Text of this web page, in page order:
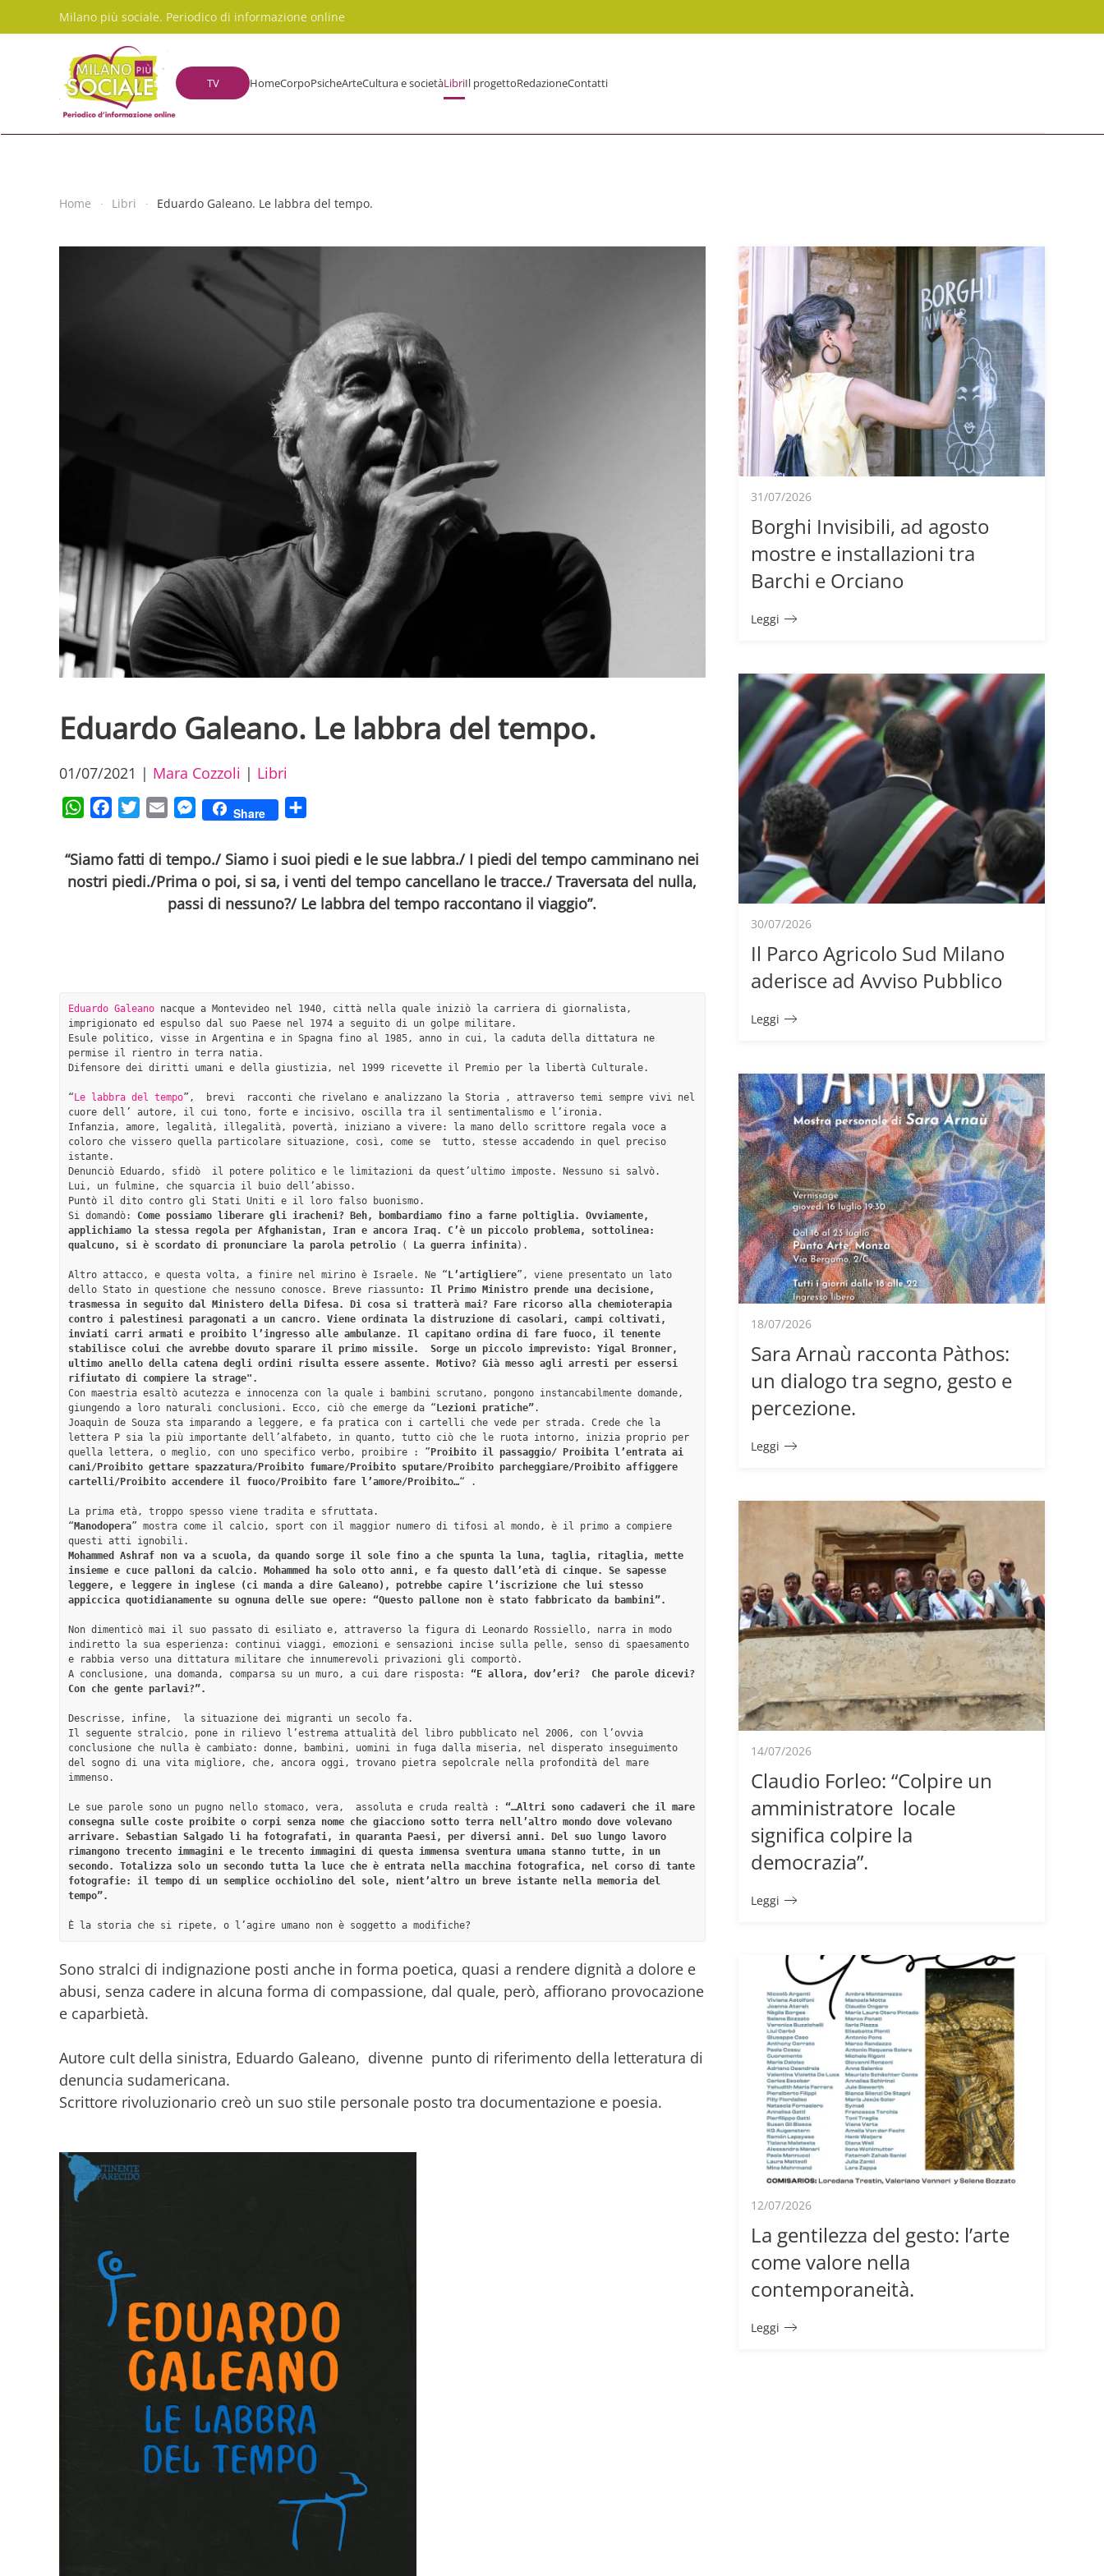
Skip to main content
Milano più sociale. Periodico di informazione online
TV HomeCorpoPsicheArteCultura e societàLibriIl progettoRedazioneContatti
Home Libri Eduardo Galeano. Le labbra del tempo.
Eduardo Galeano. Le labbra del tempo.
01/07/2021 | Mara Cozzoli | Libri
WhatsAppFacebookTwitterEmail Messenger
Share
“Siamo fatti di tempo./ Siamo i suoi piedi e le sue labbra./ I piedi del tempo camminano nei
nostri piedi./Prima o poi, si sa, i venti del tempo cancellano le tracce./ Traversata del nulla,
passi di nessuno?/ Le labbra del tempo raccontano il viaggio”.
Eduardo Galeano nacque a Montevideo nel 1940, città nella quale iniziò la carriera di giornalista,
imprigionato ed espulso dal suo Paese nel 1974 a seguito di un golpe militare.
Esule politico, visse in Argentina e in Spagna fino al 1985, anno in cui, la caduta della dittatura ne
permise il rientro in terra natia.
Difensore dei diritti umani e della giustizia, nel 1999 ricevette il Premio per la libertà Culturale.
“Le labbra del tempo”,  brevi  racconti che rivelano e analizzano la Storia , attraverso temi sempre vivi nel
cuore dell’ autore, il cui tono, forte e incisivo, oscilla tra il sentimentalismo e l’ironia.
Infanzia, amore, legalità, illegalità, povertà, iniziano a vivere: la mano dello scrittore regala voce a
coloro che vissero quella particolare situazione, così, come se  tutto, stesse accadendo in quel preciso
istante.
Denunciò Eduardo, sfidò  il potere politico e le limitazioni da quest’ultimo imposte. Nessuno si salvò.
Lui, un fulmine, che squarcia il buio dell’abisso.
Puntò il dito contro gli Stati Uniti e il loro falso buonismo.
Si domandò: Come possiamo liberare gli iracheni? Beh, bombardiamo fino a farne poltiglia. Ovviamente,
applichiamo la stessa regola per Afghanistan, Iran e ancora Iraq. C’è un piccolo problema, sottolinea:
qualcuno, si è scordato di pronunciare la parola petrolio ( La guerra infinita).
Altro attacco, e questa volta, a finire nel mirino è Israele. Ne “L’artigliere”, viene presentato un lato
dello Stato in questione che nessuno conosce. Breve riassunto: Il Primo Ministro prende una decisione,
trasmessa in seguito dal Ministero della Difesa. Di cosa si tratterà mai? Fare ricorso alla chemioterapia
contro i palestinesi paragonati a un cancro. Viene ordinata la distruzione di casolari, campi coltivati,
inviati carri armati e proibito l’ingresso alle ambulanze. Il capitano ordina di fare fuoco, il tenente
stabilisce colui che avrebbe dovuto sparare il primo missile.  Sorge un piccolo imprevisto: Yigal Bronner,
ultimo anello della catena degli ordini risulta essere assente. Motivo? Già messo agli arresti per essersi
rifiutato di compiere la strage".
Con maestria esaltò acutezza e innocenza con la quale i bambini scrutano, pongono instancabilmente domande,
giungendo a loro naturali conclusioni. Ecco, ciò che emerge da “Lezioni pratiche”.
Joaquìn de Souza sta imparando a leggere, e fa pratica con i cartelli che vede per strada. Crede che la
lettera P sia la più importante dell’alfabeto, in quanto, tutto ciò che le ruota intorno, inizia proprio per
quella lettera, o meglio, con uno specifico verbo, proibire : ”Proibito il passaggio/ Proibita l’entrata ai
cani/Proibito gettare spazzatura/Proibito fumare/Proibito sputare/Proibito parcheggiare/Proibito affiggere
cartelli/Proibito accendere il fuoco/Proibito fare l’amore/Proibito…“ .
La prima età, troppo spesso viene tradita e sfruttata.
“Manodopera” mostra come il calcio, sport con il maggior numero di tifosi al mondo, è il primo a compiere
Mohammed Ashraf non va a scuola, da quando sorge il sole fino a che spunta la luna, taglia, ritaglia, mette
insieme e cuce palloni da calcio. Mohammed ha solo otto anni, e fa questo dall’età di cinque. Se sapesse
leggere, e leggere in inglese (ci manda a dire Galeano), potrebbe capire l’iscrizione che lui stesso
appiccica quotidianamente su ognuna delle sue opere: “Questo pallone non è stato fabbricato da bambini”.
Non dimenticò mai il suo passato di esiliato e, attraverso la figura di Leonardo Rossiello, narra in modo
indiretto la sua esperienza: continui viaggi, emozioni e sensazioni incise sulla pelle, senso di spaesamento
e rabbia verso una dittatura militare che innumerevoli privazioni gli comportò.
A conclusione, una domanda, comparsa su un muro, a cui dare risposta: “E allora, dov’eri?  Che parole dicevi?
Con che gente parlavi?”.
Descrisse, infine,  la situazione dei migranti un secolo fa.
Il seguente stralcio, pone in rilievo l’estrema attualità del libro pubblicato nel 2006, con l’ovvia
conclusione che nulla è cambiato: donne, bambini, uomini in fuga dalla miseria, nel disperato inseguimento
del sogno di una vita migliore, che, ancora oggi, trovano pietra sepolcrale nella profondità del mare
immenso.
Le sue parole sono un pugno nello stomaco, vera,  assoluta e cruda realtà : “…Altri sono cadaveri che il mare
consegna sulle coste proibite o corpi senza nome che giacciono sotto terra nell’altro mondo dove volevano
arrivare. Sebastian Salgado li ha fotografati, in quaranta Paesi, per diversi anni. Del suo lungo lavoro
rimangono trecento immagini e le trecento immagini di questa immensa sventura umana stanno tutte, in un
secondo. Totalizza solo un secondo tutta la luce che è entrata nella macchina fotografica, nel corso di tante
fotografie: il tempo di un semplice occhiolino del sole, nient’altro un breve istante nella memoria del
tempo”.
È la storia che si ripete, o l’agire umano non è soggetto a modifiche?
Sono stralci di indignazione posti anche in forma poetica, quasi a rendere dignità a dolore e
abusi, senza cadere in alcuna forma di compassione, dal quale, però, affiorano provocazione
e caparbietà.
Autore cult della sinistra, Eduardo Galeano, divenne punto di riferimento della letteratura di
denuncia sudamericana.
Scrittore rivoluzionario creò un suo stile personale posto tra documentazione e poesia.
31/07/2026
Borghi Invisibili, ad agosto
mostre e installazioni tra
Barchi e Orciano
Leggi
30/07/2026
Il Parco Agricolo Sud Milano
aderisce ad Avviso Pubblico
Leggi
18/07/2026
Sara Arnaù racconta Pàthos:
un dialogo tra segno, gesto e
percezione.
Leggi
14/07/2026
Claudio Forleo: “Colpire un
amministratore locale
significa colpire la
democrazia”.
Leggi
12/07/2026
La gentilezza del gesto: l’arte
come valore nella
contemporaneità.
Leggi